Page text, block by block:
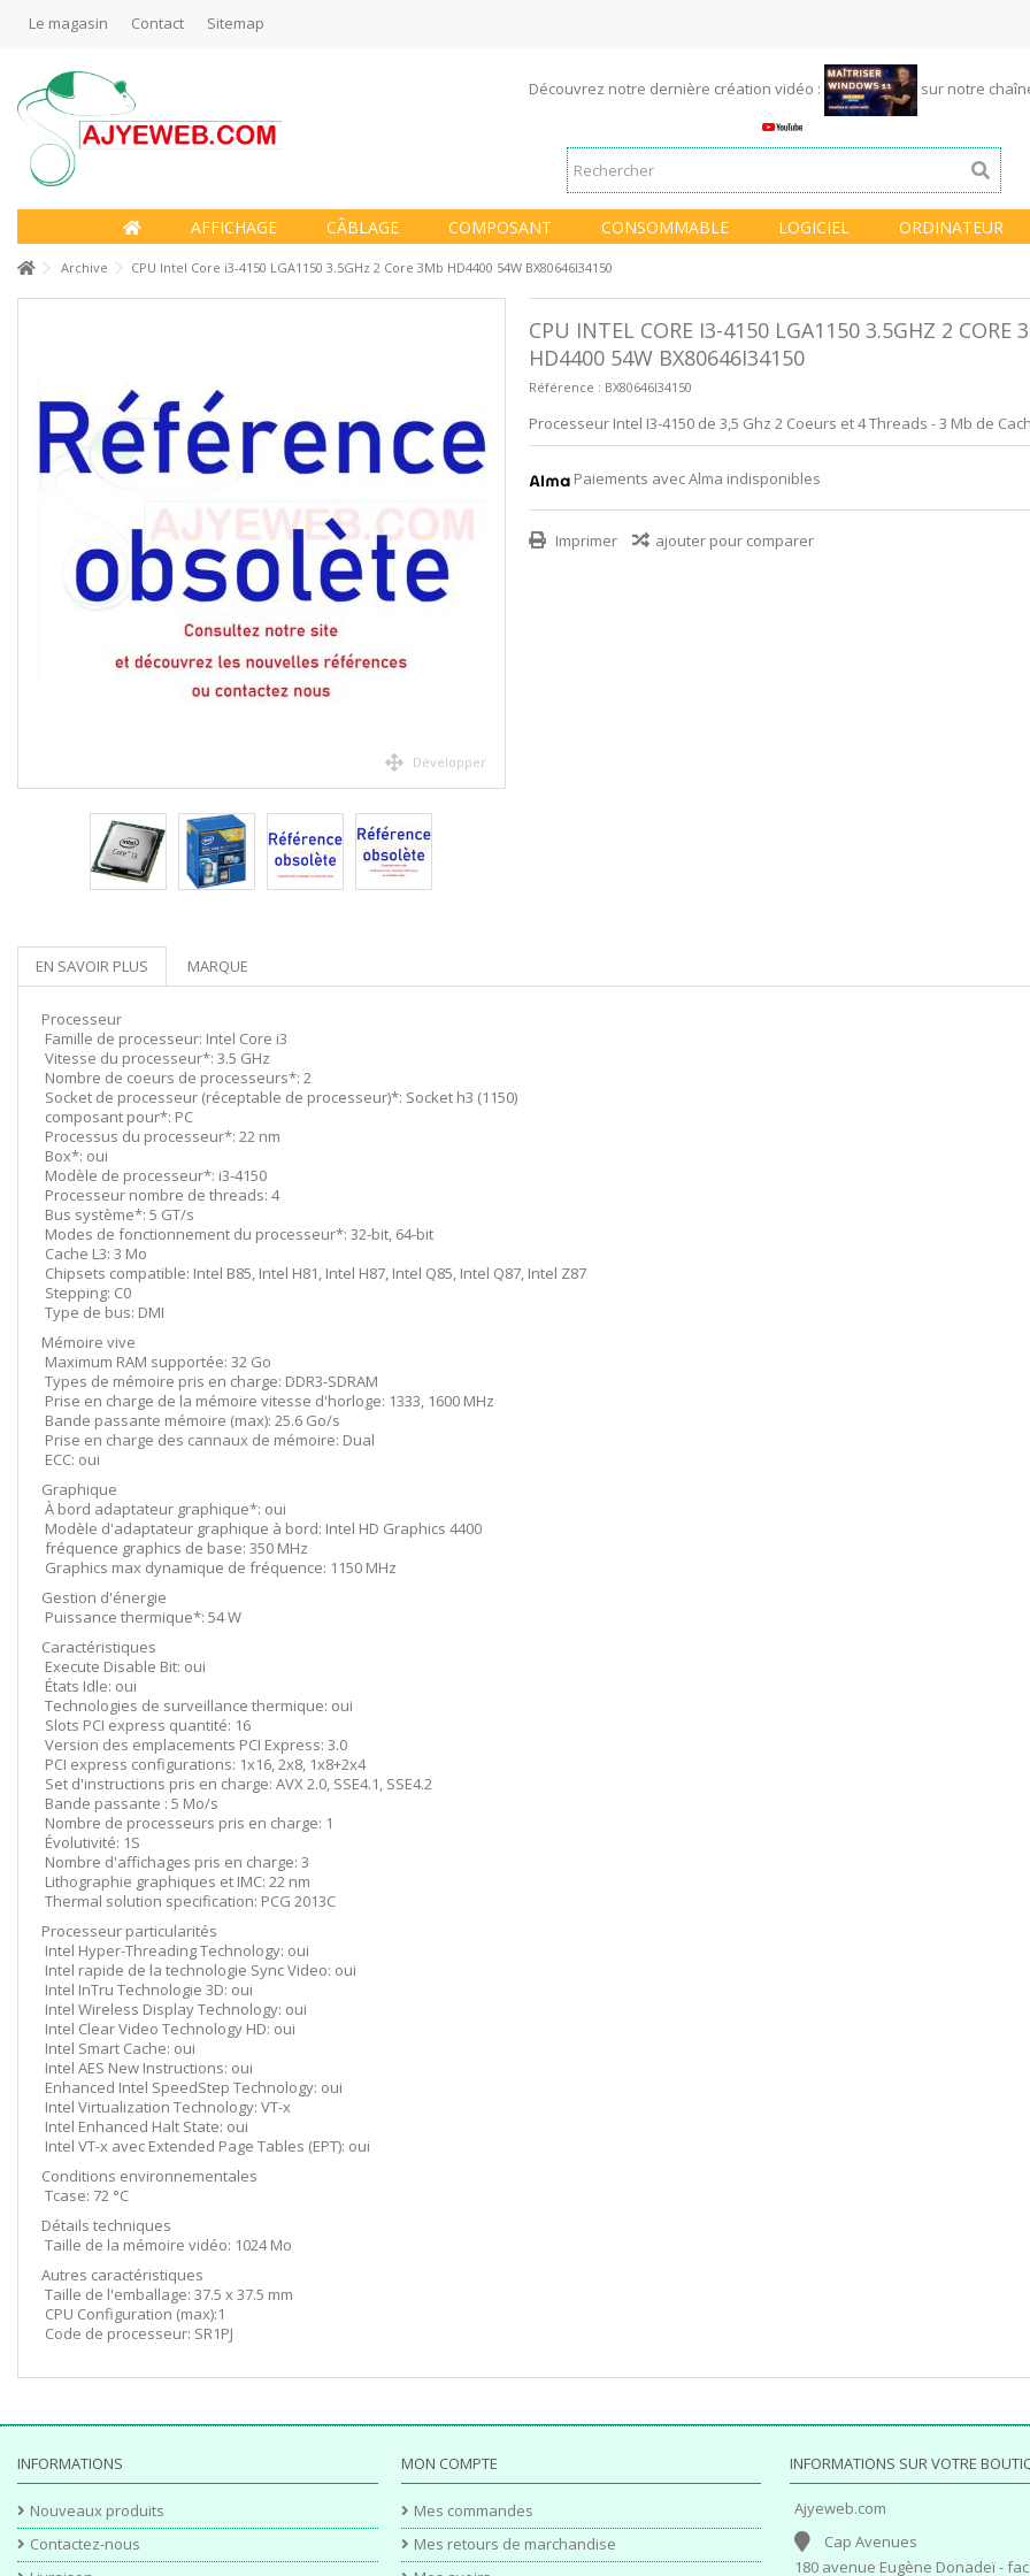
Le magasin Contact Sitemap
Découvrez notre dernière création vidéo :
sur notre
AFFICHAGE CÂBLAGE COMPOSANT CONSOMMABLE LOGICIEL ORDINATEUR
Archive CPU Intel Core i3-4150 LGA1150 3.5GHz 2 Core 3Mb HD4400 54W BX80646I34150
Développer
CPU INTEL CORE I3-4150 LGA1150 3.5GHZ 2 CORE
HD4400 54W BX80646I34150
Référence : BX80646I34150
Processeur Intel I3-4150 de 3,5 Ghz 2 Coeurs et 4 Threads - 3 Mb de
Paiements avec Alma indisponibles
Imprimer ajouter pour comparer
EN SAVOIR PLUS MARQUE
Processeur
Famille de processeur: Intel Core i3
Vitesse du processeur*: 3.5 GHz
Nombre de coeurs de processeurs*: 2
Socket de processeur (réceptable de processeur)*: Socket h3 (1150)
composant pour*: PC
Processus du processeur*: 22 nm
Box*: oui
Modèle de processeur*: i3-4150
Processeur nombre de threads: 4
Bus système*: 5 GT/s
Modes de fonctionnement du processeur*: 32-bit, 64-bit
Cache L3: 3 Mo
Chipsets compatible: Intel B85, Intel H81, Intel H87, Intel Q85, Intel Q87, Intel Z87
Stepping: C0
Type de bus: DMI
Mémoire vive
Maximum RAM supportée: 32 Go
Types de mémoire pris en charge: DDR3-SDRAM
Prise en charge de la mémoire vitesse d'horloge: 1333, 1600 MHz
Bande passante mémoire (max): 25.6 Go/s
Prise en charge des cannaux de mémoire: Dual
ECC: oui
Graphique
À bord adaptateur graphique*: oui
Modèle d'adaptateur graphique à bord: Intel HD Graphics 4400
fréquence graphics de base: 350 MHz
Graphics max dynamique de fréquence: 1150 MHz
Gestion d'énergie
Puissance thermique*: 54 W
Caractéristiques
Execute Disable Bit: oui
États Idle: oui
Technologies de surveillance thermique: oui
Slots PCI express quantité: 16
Version des emplacements PCI Express: 3.0
PCI express configurations: 1x16, 2x8, 1x8+2x4
Set d'instructions pris en charge: AVX 2.0, SSE4.1, SSE4.2
Bande passante : 5 Mo/s
Nombre de processeurs pris en charge: 1
Évolutivité: 1S
Nombre d'affichages pris en charge: 3
Lithographie graphiques et IMC: 22 nm
Thermal solution specification: PCG 2013C
Processeur particularités
Intel Hyper-Threading Technology: oui
Intel rapide de la technologie Sync Video: oui
Intel InTru Technologie 3D: oui
Intel Wireless Display Technology: oui
Intel Clear Video Technology HD: oui
Intel Smart Cache: oui
Intel AES New Instructions: oui
Enhanced Intel SpeedStep Technology: oui
Intel Virtualization Technology: VT-x
Intel Enhanced Halt State: oui
Intel VT-x avec Extended Page Tables (EPT): oui
Conditions environnementales
Tcase: 72 °C
Détails techniques
Taille de la mémoire vidéo: 1024 Mo
Autres caractéristiques
Taille de l'emballage: 37.5 x 37.5 mm
CPU Configuration (max):1
Code de processeur: SR1PJ
INFORMATIONS
Nouveaux produits
Contactez-nous
MON COMPTE
Mes commandes
Mes retours de marchandise
INFORMATIONS SUR VOTRE
Ajyeweb.com
Cap Avenues
180 avenue Eugène Donadeï -